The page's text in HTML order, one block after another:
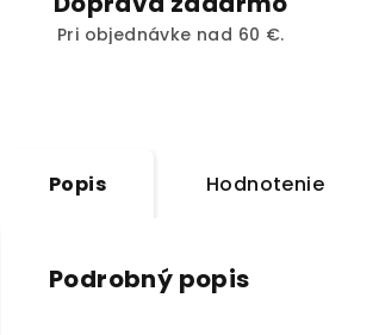
Pri objednávke nad 60 €.
Popis Hodnotenie
Podrobný popis